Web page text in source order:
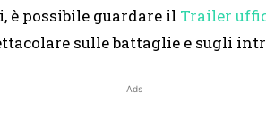
è possibile guardare il Trailer
sulle battaglie e sugli
Ads